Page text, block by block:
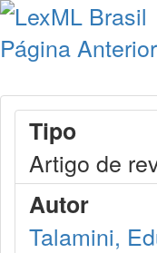
Página Anterior
Tipo
Artigo de
Autor
Talamini,